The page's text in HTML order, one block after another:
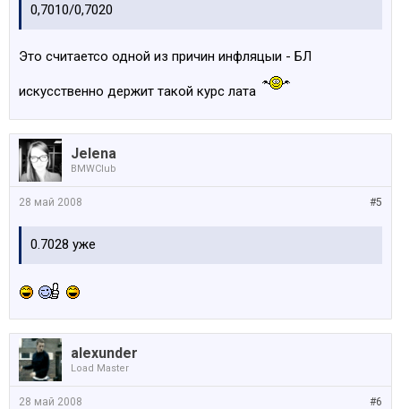
0,7010/0,7020
Это считаетсо одной из причин инфляцыи - БЛ
искусственно держит такой курс лата
Jelena
BMWClub
#5
28 май 2008
0.7028 уже
alexunder
Load Master
#6
28 май 2008